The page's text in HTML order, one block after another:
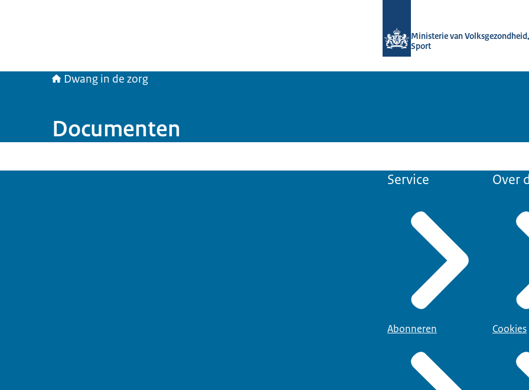
Ministerie van
Sport
Dwang in de zorg
Documenten
Service
Abonneren
Over
Cookies